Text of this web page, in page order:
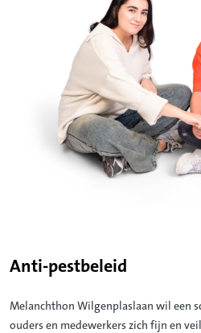
Anti-pestbeleid
Melanchthon Wilgenplaslaan wil een
ouders en medewerkers zich fijn en